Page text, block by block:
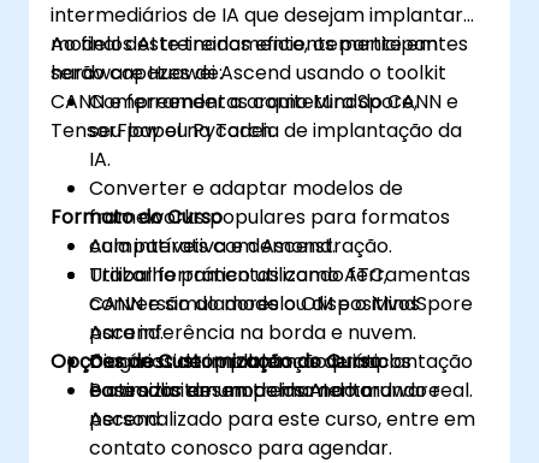
intermediários de IA que desejam implantar
modelos AI treinados eficientemente em
hardware Huawei Ascend usando o toolkit
CANN e ferramentas como MindSpore,
TensorFlow ou PyTorch.
Ao final deste treinamento, os participantes
serão capazes de:
Compreender a arquitetura do CANN e
seu papel na cadeia de implantação da
IA.
Converter e adaptar modelos de
frameworks populares para formatos
compatíveis com Ascend.
Utilizar ferramentas como ATC,
conversão do modelo OM e o MindSpore
para inferência na borda e nuvem.
Diagnosticar problemas de implantação
e otimizar desempenho no hardware
Ascend.
Formato do Curso
Aula interativa e demonstração.
Trabalho prático utilizando ferramentas
CANN e simuladores ou dispositivos
Ascend.
Cenários de implantação práticos
baseados em modelos AI do mundo real.
Opções de Customização do Curso
Para solicitar um treinamento
personalizado para este curso, entre em
contato conosco para agendar.